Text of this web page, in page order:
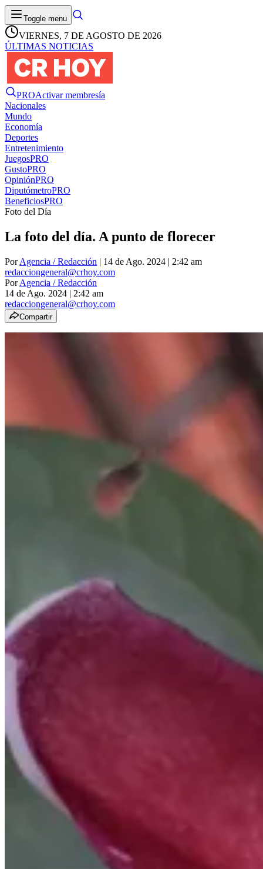
Toggle menu
VIERNES, 7 DE AGOSTO DE 2026
ÚLTIMAS NOTICIAS
PROActivar membresía
Nacionales
Mundo
Economía
Deportes
Entretenimiento
JuegosPRO
GustoPRO
OpiniónPRO
DiputómetroPRO
BeneficiosPRO
Foto del Día
La foto del día. A punto de florecer
PorAgencia / Redacción | 14 de Ago. 2024 | 2:42 am
redacciongeneral@crhoy.com
PorAgencia / Redacción
14 de Ago. 2024 | 2:42 am
redacciongeneral@crhoy.com
Compartir